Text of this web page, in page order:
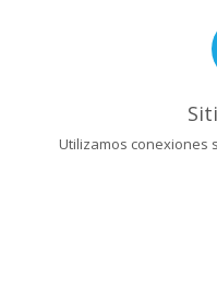
Utilizamos conexiones